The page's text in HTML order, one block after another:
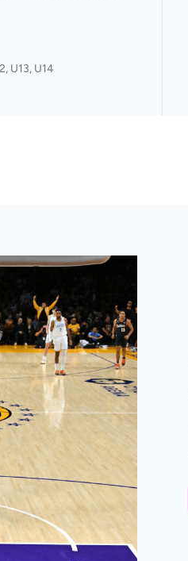
U13, U14